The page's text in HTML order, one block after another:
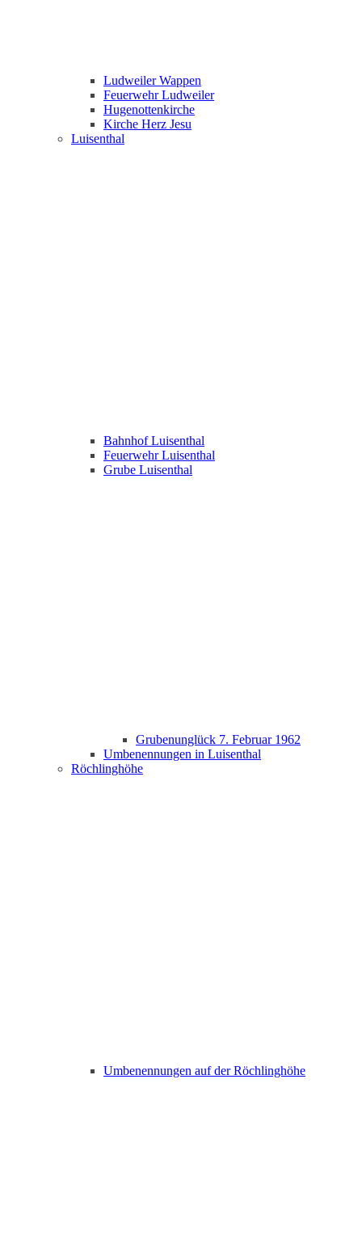
Ludweiler Wappen
Feuerwehr Ludweiler
Hugenottenkirche
Kirche Herz Jesu
Luisenthal
Bahnhof Luisenthal
Feuerwehr Luisenthal
Grube Luisenthal
Grubenunglück 7. Februar 1962
Umbenennungen in Luisenthal
Röchlinghöhe
Umbenennungen auf der Röchlinghöhe